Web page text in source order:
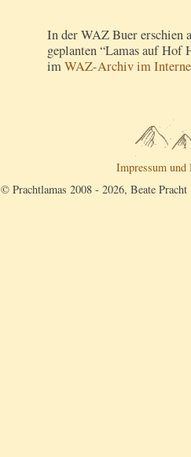
In der WAZ Buer erschien
geplanten “Lamas auf Hof
imWAZ-Archiv im
Impressum und
© Prachtlamas 2008 - 2026, Beate Pracht